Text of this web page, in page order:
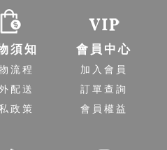
須知
流程
配送
政策
會員中心
加入會員
訂單查詢
會員權益